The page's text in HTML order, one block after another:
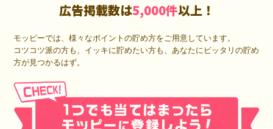
広告掲載数は5,000件以上！
モッピーでは、様々なポイントの貯め方をご用意しています。
コツコツ派の方も、イッキに貯めたい方も、あなたにピッタリの貯め
方が見つかるはず。